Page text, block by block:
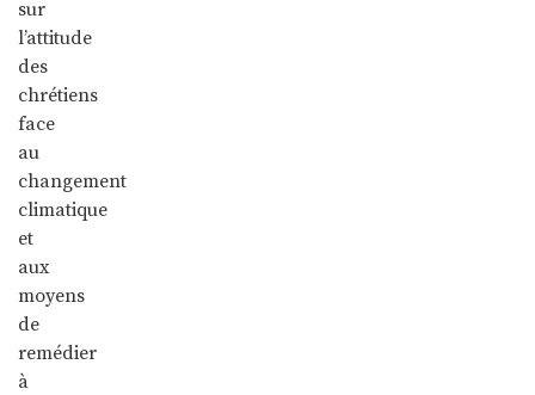
sur
l’attitude
des
chrétiens
face
au
changement
climatique
et
aux
moyens
de
remédier
à